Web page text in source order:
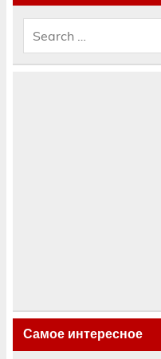
Самое интересное